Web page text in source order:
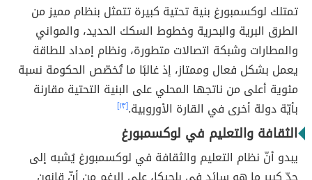
تمتلك لوكسمبورغ بنية تحتية كبيرة تتمثل بنظام مميز من
الطرق البرية والبحرية وخطوط السكك الحديد، والمواني
والمطارات وشبكة اتصالات متطورة، ونظام إمداد للطاقة
يعمل بشكل فعال وممتاز، إذ غالبًا ما تُخصّص الحكومة نسبة
مئوية أعلى من ناتجها المحلي على البنية التحتية مقارنة
بأيّة دولة أخرى في القارة الأوروبية.[١٣]
الثقافة والتعليم في لوكسمبورغ
يبدو أنّ نظام التعليم والثقافة في لوكسمبورغ يُشبه إلى